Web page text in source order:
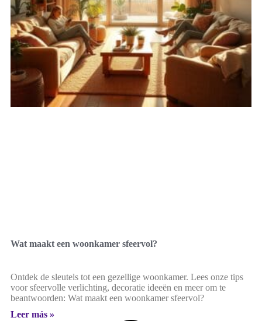
Wat maakt een woonkamer sfeervol?
Ontdek de sleutels tot een gezellige woonkamer. Lees onze tips
voor sfeervolle verlichting, decoratie ideeën en meer om te
beantwoorden: Wat maakt een woonkamer sfeervol?
Leer más »